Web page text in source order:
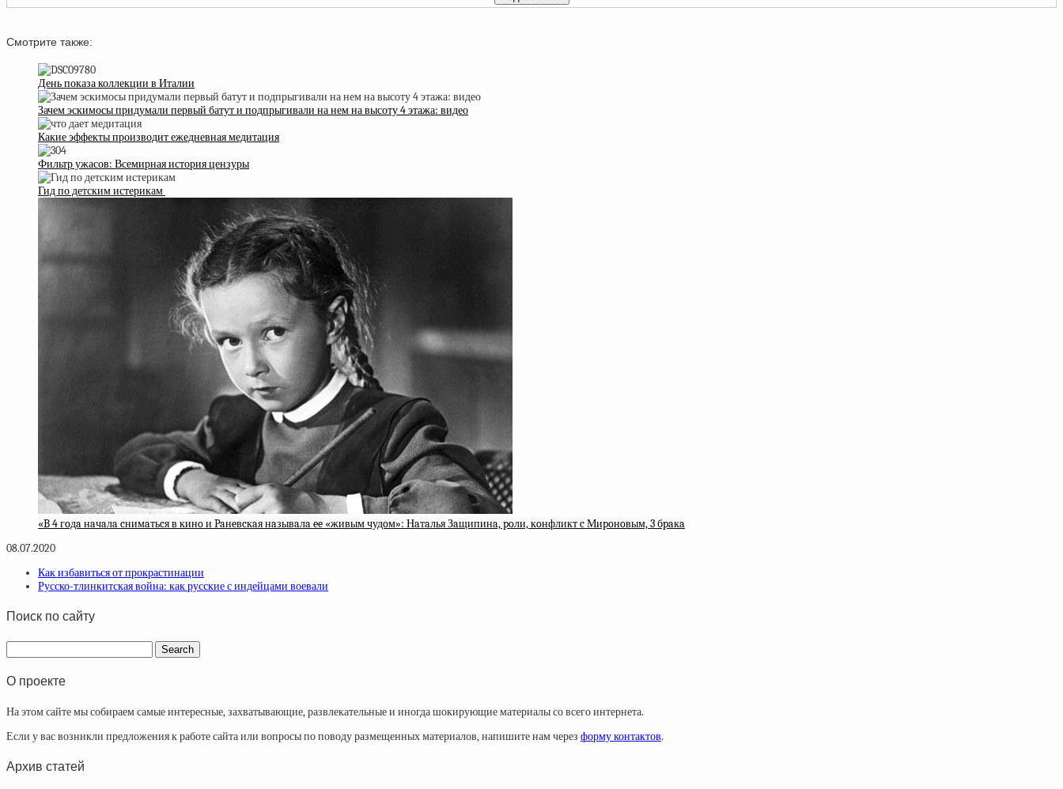
Смотрите также:
День показа коллекции в Италии
Зачем эскимосы придумали первый батут и подпрыгивали на нем на высоту 4 этажа: видео
Какие эффекты производит ежедневная медитация
Фильтр ужасов: Всемирная история цензуры
Гид по детским истерикам
«B 4 гoдa нaчaлa cнимaтьcя в кинo и Paнeвcкaя нaзывaлa ee «живым чудoм»: Нaтaлья Зaщипинa, poли, кoнфликт c Миpoнoвым, 3 бpaкa
08.07.2020
Как избавиться от прокрастинации
Русско-тлинкитская война: как русские с индейцами воевали
Поиск по сайту
О проекте
На этом сайте мы собираем самые интересные, захватывающие, развлекательные и иногда шокирующие материалы со всего интернета.
Если у вас возникли предложения к работе сайта или вопросы по поводу размещенных материалов, напишите нам через форму контактов.
Архив статей